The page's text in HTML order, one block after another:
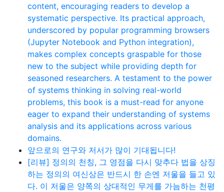
content, encouraging readers to develop a
systematic perspective. Its practical approach,
underscored by popular programming browsers
(Jupyter Notebook and Python integration),
makes complex concepts graspable for those
new to the subject while providing depth for
seasoned researchers. A testament to the power
of systems thinking in solving real-world
problems, this book is a must-read for anyone
eager to expand their understanding of systems
analysis and its applications across various
domains.
앞으로의 연구와 저서가 많이 기대됩니다!
[리뷰] 정의의 천칭, 그 영점을 다시 맞추다 법을 상징
하는 정의의 여신상은 반드시 한 손엔 저울을 들고 있
다. 이 저울은 양쪽의 상대적인 무게를 가늠하는 천평